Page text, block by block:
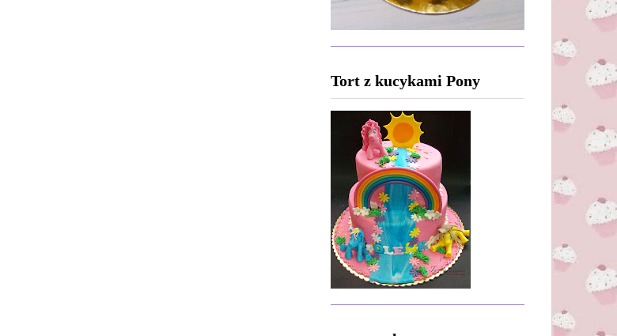
Tort z kucykami Pony